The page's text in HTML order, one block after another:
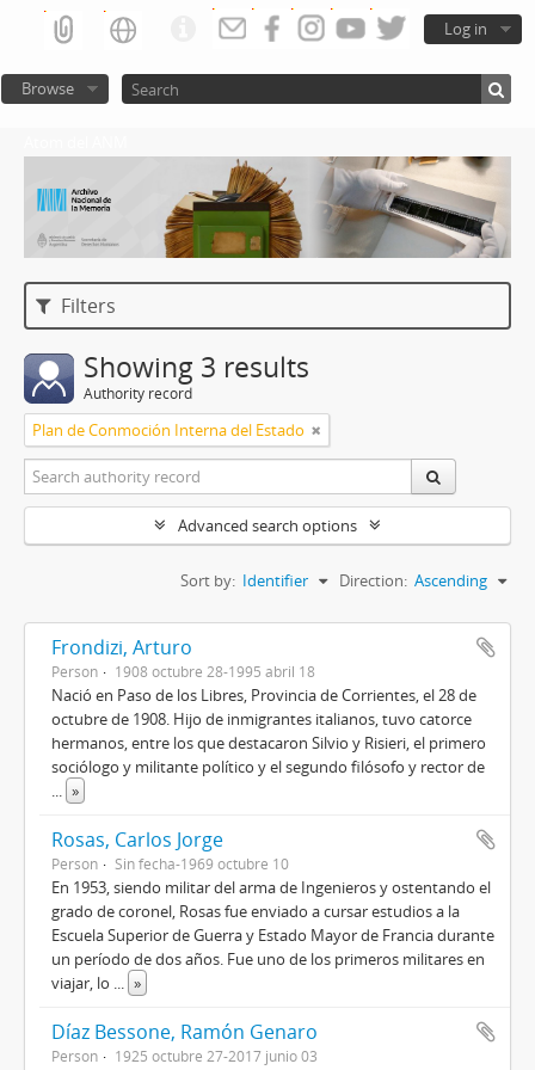
Log in
Browse
Filters
Showing 3 results
Authority record
Plan de Conmoción Interna del Estado
Advanced search options
Sort by: Identifier Direction: Ascending
Frondizi, Arturo
Person 1908 octubre 28-1995 abril 18
Nació en Paso de los Libres, Provincia de Corrientes, el 28 de
octubre de 1908. Hijo de inmigrantes italianos, tuvo catorce
hermanos, entre los que destacaron Silvio y Risieri, el primero
sociólogo y militante político y el segundo filósofo y rector de
... »
Rosas, Carlos Jorge
Person Sin fecha-1969 octubre 10
En 1953, siendo militar del arma de Ingenieros y ostentando el
grado de coronel, Rosas fue enviado a cursar estudios a la
Escuela Superior de Guerra y Estado Mayor de Francia durante
un período de dos años. Fue uno de los primeros militares en
viajar, lo ... »
Díaz Bessone, Ramón Genaro
Person 1925 octubre 27-2017 junio 03